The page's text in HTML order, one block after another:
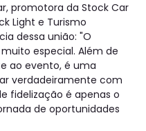
promotora da Stock Car
Light e Turismo
dessa união: "O
muito especial. Além de
ao evento, é uma
verdadeiramente com
fidelização é apenas o
de oportunidades